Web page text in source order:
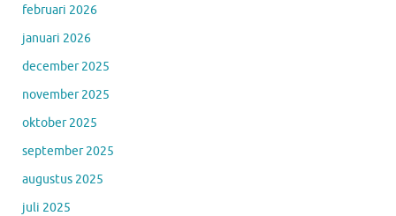
februari 2026
januari 2026
december 2025
november 2025
oktober 2025
september 2025
augustus 2025
juli 2025